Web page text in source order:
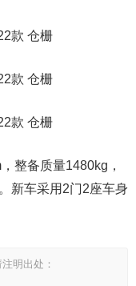
整备质量1480kg，
新车采用2门2座车身
明出处：